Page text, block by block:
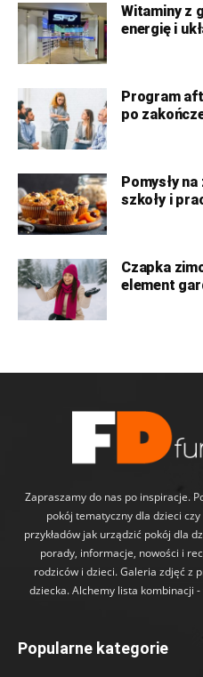
Witaminy z
energię i
Program
po
Pomysły
szkoły i
Czapka
element
Zapraszamy do nas po inspiracje.
pokój tematyczny dla dzieci
przykładów jak urządzić pokój dla
porady, informacje, nowości i
rodziców i dzieci. Galeria zdjęć z
dziecka. Alchemy lista kombinacji
Popularne kategorie